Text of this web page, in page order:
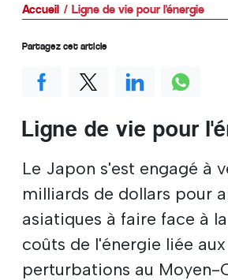
Accueil Ligne de vie pour l'énergie
Ligne de vie pour
Le Japon s'est engagé à
milliards de dollars pour
asiatiques à faire face à
coûts de l'énergie liée aux
perturbations au Moyen-
Partagez cet article